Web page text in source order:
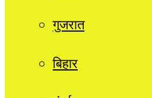
गुजरात
बिहार